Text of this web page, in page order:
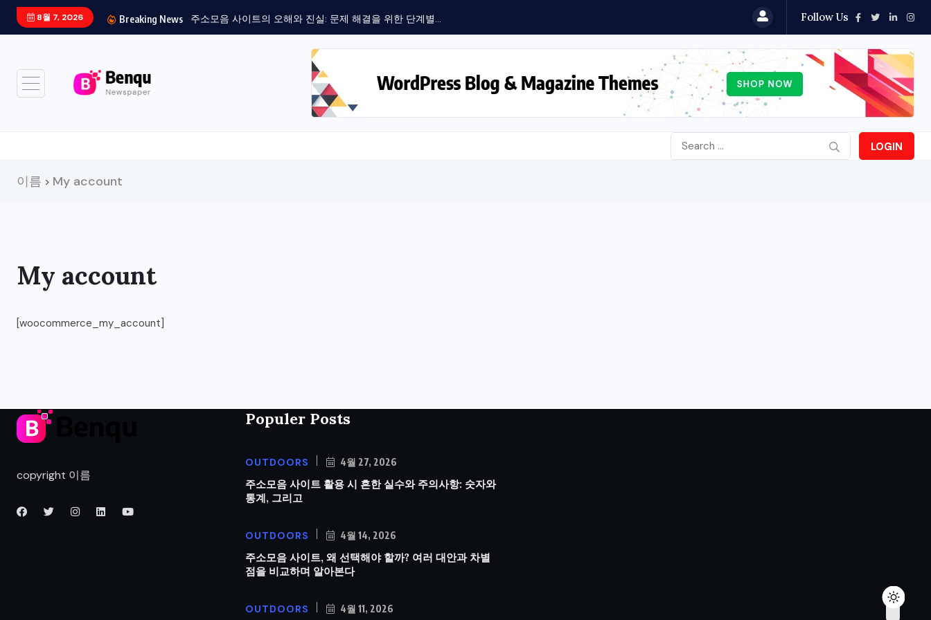
8월 7, 2026 Breaking News 주소모음 사이트의 오해와 진실: 문제 해결을 위한 단계별... Follow Us
LOGIN
이름 > My account
My account
[woocommerce_my_account]
copyright 이름
Populer Posts
OUTDOORS 4월 27, 2026
주소모음 사이트 활용 시 흔한 실수와 주의사항: 숫자와
통계, 그리고
OUTDOORS 4월 14, 2026
주소모음 사이트, 왜 선택해야 할까? 여러 대안과 차별
점을 비교하며 알아본다
OUTDOORS 4월 11, 2026